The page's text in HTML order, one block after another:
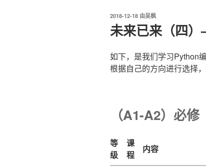
发
于
2018-12-18 由吴枫
未来已来（四
如下，是我们学习Python
根据自己的方向进行选择
（A1-A2）必修
等
级
课
程
内容